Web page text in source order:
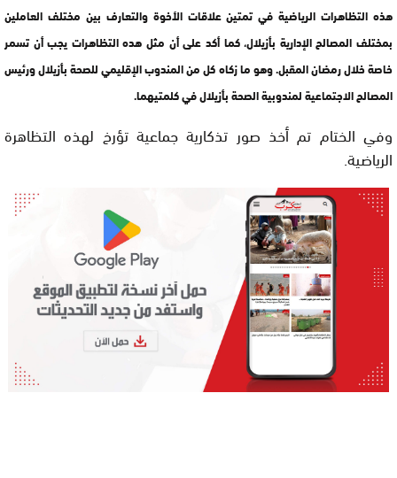
هذه التظاهرات الرياضية في تمتين علاقات الأخوة والتعارف بين مختلف العاملين
بمختلف المصالح الإدارية بأزيلال، كما أكد على أن مثل هده التظاهرات يجب أن تسمر
خاصة خلال رمضان المقبل. وهو ما زكاه كل من المندوب الإقليمي للصحة بأزيلال ورئيس
المصالح الاجتماعية لمندوبية الصحة بأزيلال في كلمتيهما.
وفي الختام تم أخذ صور تذكارية جماعية تؤرخ لهذه التظاهرة
الرياضية.